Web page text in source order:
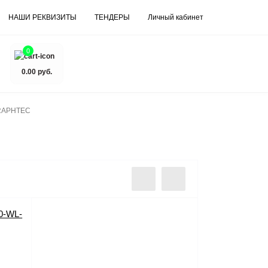
НАШИ РЕКВИЗИТЫ ТЕНДЕРЫ Личный кабинет
0
0.00 руб.